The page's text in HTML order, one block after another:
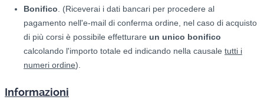
Bonifico . (Riceverai i dati bancari per procedere al
pagamento nell'e-mail di conferma ordine, nel caso di acquisto
di più corsi è possibile effetturare un unico bonifico
calcolando l'importo totale ed indicando nella causale tutti i
numeri ordine).
Informazioni